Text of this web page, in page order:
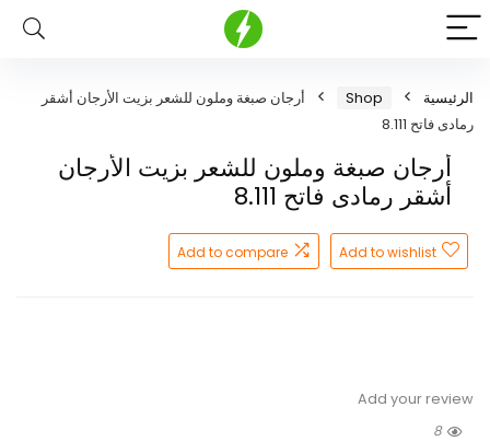
الرئيسية Shop
أرجان صبغة وملون للشعر بزيت الأرجان أشقر
رمادى فاتح 8.111
أرجان صبغة وملون للشعر بزيت الأرجان
أشقر رمادى فاتح 8.111
Add to wishlist
Add to compare
Add your review
8